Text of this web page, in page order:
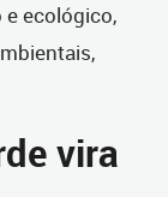
ecológico,
vira